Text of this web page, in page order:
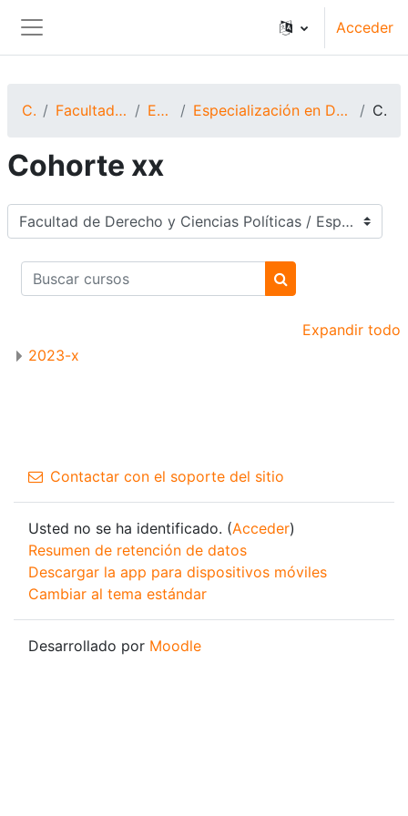
Panel lateral
Acceder
Cursos Facultad de Derecho y Ciencias Políticas Especializaciones Especialización en Derecho Internacional de los Derechos Humanos y Cultura de Paz Cohorte xx
Cohorte xx
Categorías
Buscar cursos
Buscar cursos
Expandir todo
2023-x
Contactar con el soporte del sitio
Usted no se ha identificado. (Acceder)
Resumen de retención de datos
Descargar la app para dispositivos móviles
Cambiar al tema estándar
Desarrollado por Moodle